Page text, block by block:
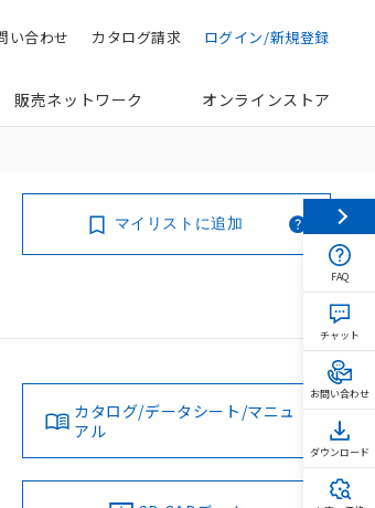
ログイン/新規登録
カタログ請求
い合わせ
販売ネットワーク オンラインストア
マイリストに追加
カタログ/データシート/マニュ
アル
FAQ
チャット
お問い合わせ
ダウンロード